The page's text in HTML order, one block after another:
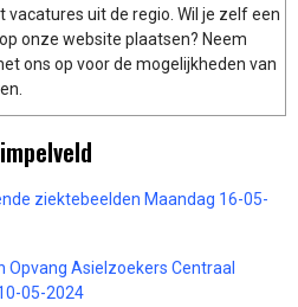
vacatures uit de regio. Wil je zelf een
onze website plaatsen? Neem
ons op voor de mogelijkheden van
ziektebeelden Maandag 16-05-
Asielzoekers Centraal
05-2024